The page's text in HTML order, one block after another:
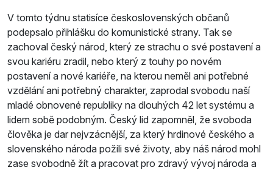
V tomto týdnu statisíce československých občanů
podepsalo přihlášku do komunistické strany. Tak se
zachoval český národ, který ze strachu o své postavení a
svou kariéru zradil, nebo který z touhy po novém
postavení a nové kariéře, na kterou neměl ani potřebné
vzdělání ani potřebný charakter, zaprodal svobodu naší
mladé obnovené republiky na dlouhých 42 let systému a
lidem sobě podobným. Český lid zapomněl, že svoboda
člověka je dar nejvzácnější, za který hrdinové českého a
slovenského národa požili své životy, aby náš národ mohl
zase svobodně žít a pracovat pro zdravý vývoj národa a